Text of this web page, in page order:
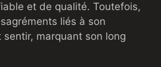
et de qualité. Toutefois,
liés à son
marquant son long